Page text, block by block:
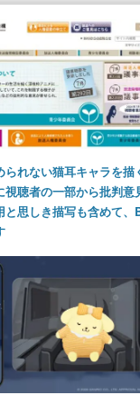
られない猫耳キャラを描
聴者の一部から批判意
と思しき描写も含めて、